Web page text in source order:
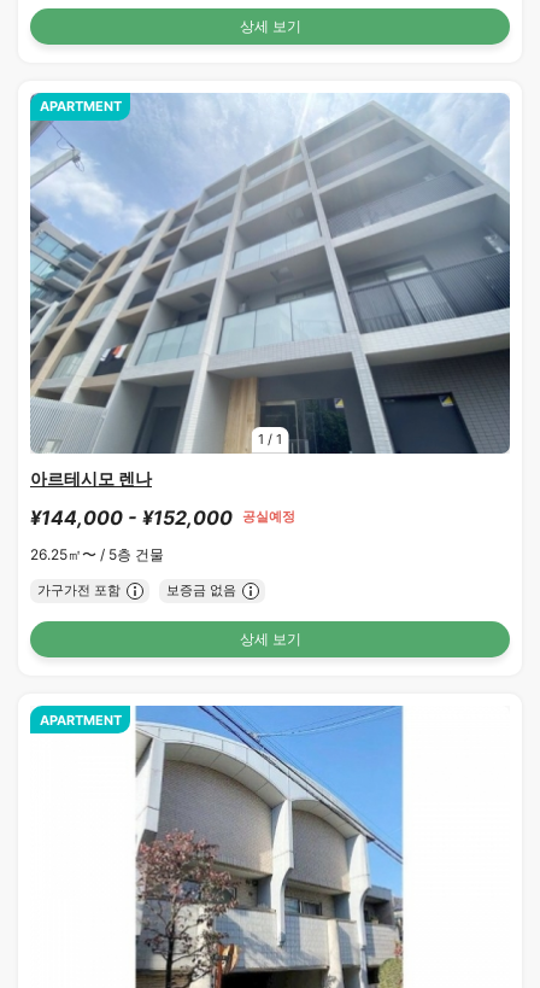
상세 보기
1 / 1
APARTMENT
아르테시모 렌나
¥144,000 - ¥152,000 공실예정
26.25㎡〜 / 5층 건물
가구가전 포함 보증금 없음
상세 보기
APARTMENT